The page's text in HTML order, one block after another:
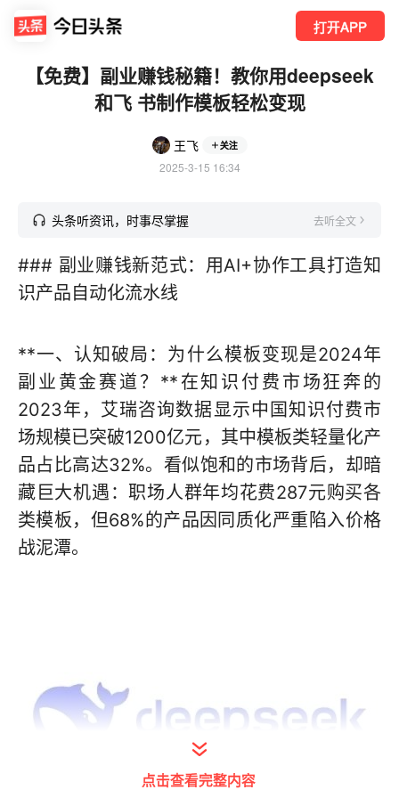
打开APP
【免费】副业赚钱秘籍！教你用deepseek
和飞 书制作模板轻松变现
王飞 关注
2025-3-15 16:34
头条听资讯，时事尽掌握 去听全文
### 副业赚钱新范式：用AI+协作工具打造知
识产品自动化流水线
**一、认知破局：为什么模板变现是2024年
副业黄金赛道？**在知识付费市场狂奔的
2023年，艾瑞咨询数据显示中国知识付费市
场规模已突破1200亿元，其中模板类轻量化产
品占比高达32%。看似饱和的市场背后，却暗
藏巨大机遇：职场人群年均花费287元购买各
类模板，但68%的产品因同质化严重陷入价格
战泥潭。
点击查看完整内容